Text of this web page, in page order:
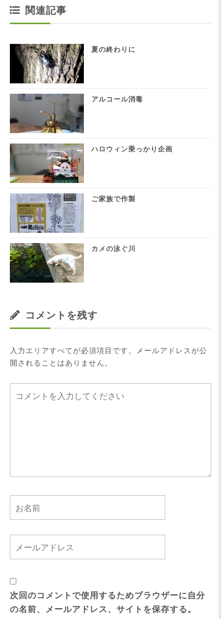
関連記事
夏の終わりに
アルコール消毒
ハロウィン乗っかり企画
ご家族で作製
カメの泳ぐ川
コメントを残す
入力エリアすべてが必須項目です。メールアドレスが公
開されることはありません。
次回のコメントで使用するためブラウザーに自分
の名前、メールアドレス、サイトを保存する。